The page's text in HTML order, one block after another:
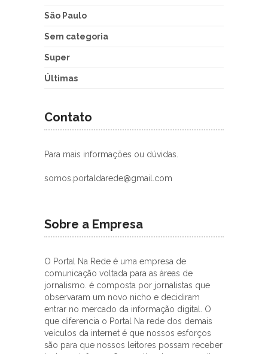
São Paulo
Sem categoria
Super
Últimas
Contato
Para mais informações ou dúvidas.
somos.portaldarede@gmail.com
Sobre a Empresa
O Portal Na Rede é uma empresa de
comunicação voltada para as áreas de
jornalismo. é composta por jornalistas que
observaram um novo nicho e decidiram
entrar no mercado da informação digital. O
que diferencia o Portal Na rede dos demais
veículos da internet é que nossos esforços
são para que nossos leitores possam receber